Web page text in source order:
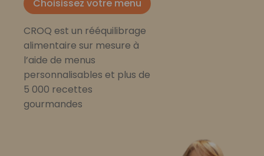
Choisissez votre menu
CROQ est un rééquilibrage
alimentaire sur mesure à
l’aide de menus
personnalisables et plus de
5 000 recettes
gourmandes